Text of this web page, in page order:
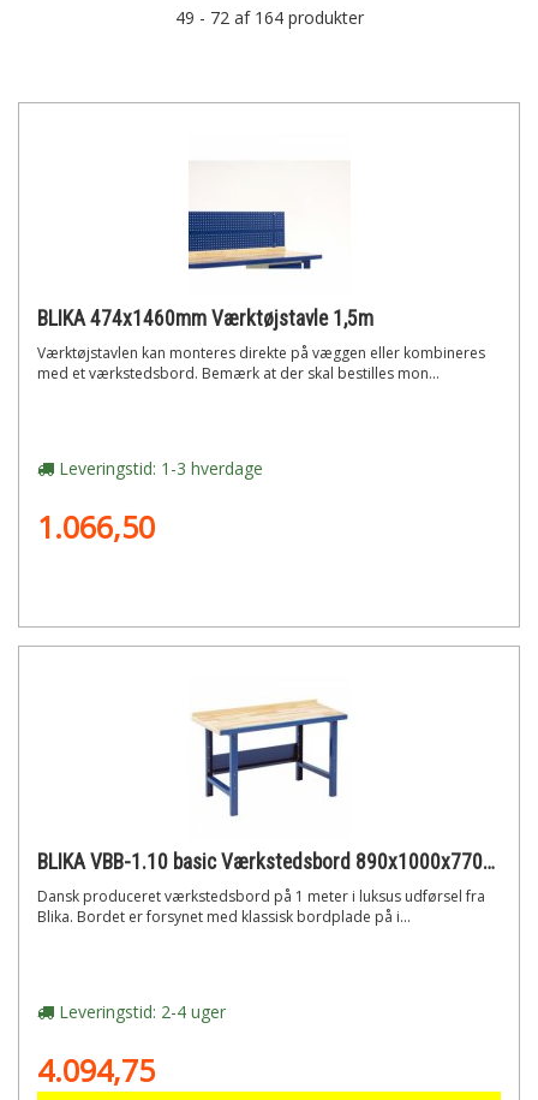
49 - 72 af 164 produkter
BLIKA 474x1460mm Værktøjstavle 1,5m
Værktøjstavlen kan monteres direkte på væggen eller kombineres
med et værkstedsbord. Bemærk at der skal bestilles mon...
Leveringstid: 1-3 hverdage
1.066,50
BLIKA VBB-1.10 basic Værkstedsbord 890x1000x770mm
Dansk produceret værkstedsbord på 1 meter i luksus udførsel fra
Blika. Bordet er forsynet med klassisk bordplade på i...
Leveringstid: 2-4 uger
4.094,75